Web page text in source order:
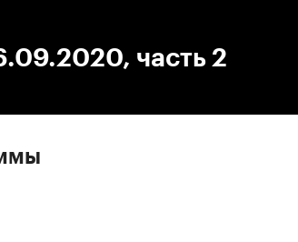
часть 2